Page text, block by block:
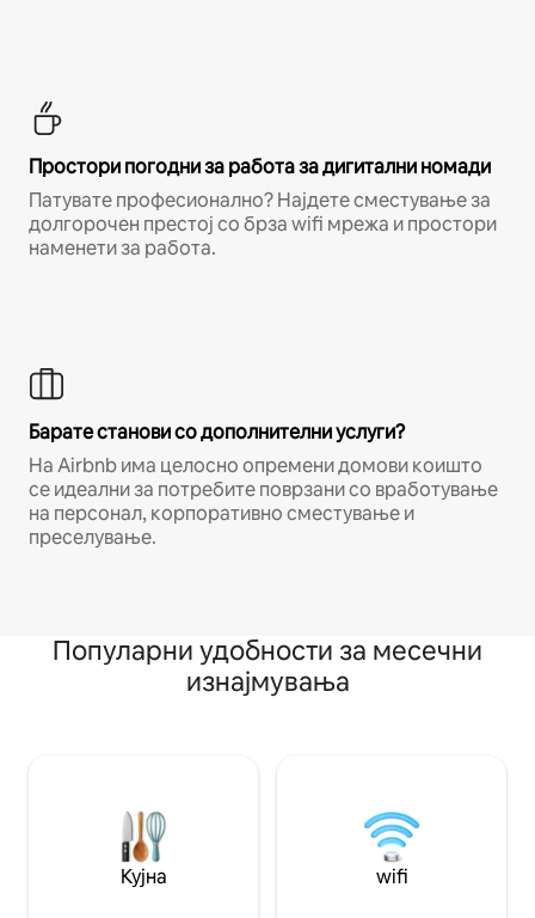
Простори погодни за работа за дигитални номади
Патувате професионално? Најдете сместување за
долгорочен престој со брза wifi мрежа и простори
наменети за работа.
Барате станови со дополнителни услуги?
На Airbnb има целосно опремени домови коишто
се идеални за потребите поврзани со вработување
на персонал, корпоративно сместување и
преселување.
Популарни удобности за месечни
изнајмувања
Кујна wifi